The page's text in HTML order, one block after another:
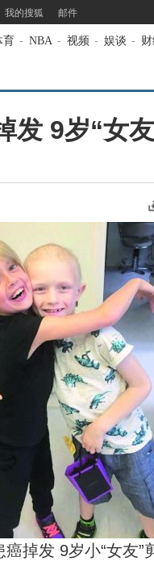
我的搜狐 邮件
育 - NBA - 视频 - 娱谈 -
发 9岁“女
掉发 9岁小“女友”